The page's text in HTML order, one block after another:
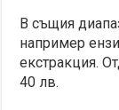
В същия
например
екстракция.
40 лв.